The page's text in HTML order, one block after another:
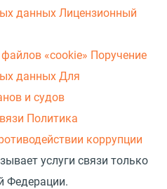
данных Лицензионный
«cookie» Поручение
данных Для
и судов
Политика
коррупции
услуги связи только
Федерации.